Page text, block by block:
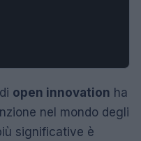
open innovation ha
nel mondo degli
significative è